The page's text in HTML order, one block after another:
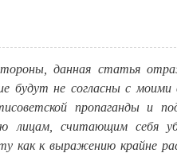
данная статья
будут не согласны с моими
пропаганды
лицам, считающим себя
как к выражению крайне